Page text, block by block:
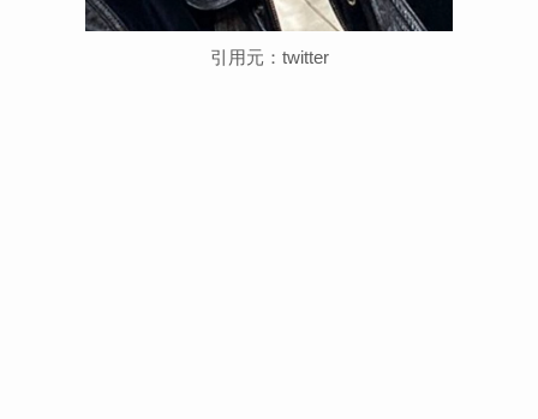
引用元：twitter